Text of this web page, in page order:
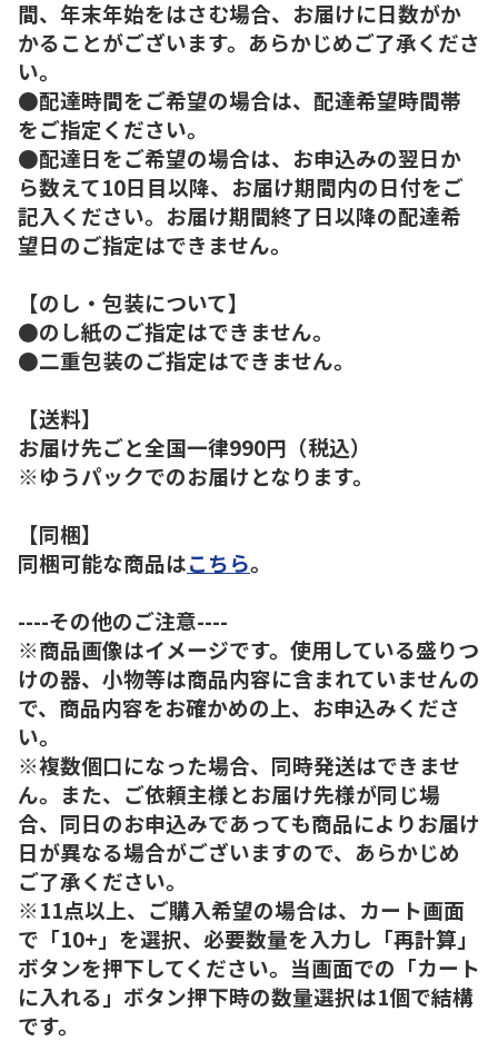
間、年末年始をはさむ場合、お届けに日数がか
かることがございます。あらかじめご了承くださ
い。
●配達時間をご希望の場合は、配達希望時間帯
をご指定ください。
●配達日をご希望の場合は、お申込みの翌日か
ら数えて10日目以降、お届け期間内の日付をご
記入ください。お届け期間終了日以降の配達希
望日のご指定はできません。
【のし・包装について】
●のし紙のご指定はできません。
●二重包装のご指定はできません。
【送料】
お届け先ごと全国一律990円（税込）
※ゆうパックでのお届けとなります。
【同梱】
同梱可能な商品はこちら。
----その他のご注意----
※商品画像はイメージです。使用している盛りつ
けの器、小物等は商品内容に含まれていませんの
で、商品内容をお確かめの上、お申込みくださ
い。
※複数個口になった場合、同時発送はできませ
ん。また、ご依頼主様とお届け先様が同じ場
合、同日のお申込みであっても商品によりお届け
日が異なる場合がございますので、あらかじめ
ご了承ください。
※11点以上、ご購入希望の場合は、カート画面
で「10+」を選択、必要数量を入力し「再計算」
ボタンを押下してください。当画面での「カート
に入れる」ボタン押下時の数量選択は1個で結構
です。